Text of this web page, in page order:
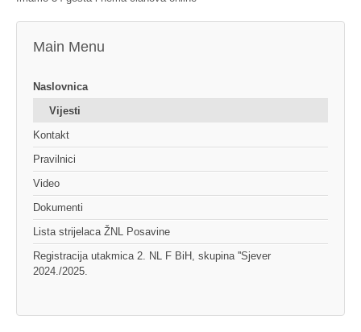
Main Menu
Naslovnica
Vijesti
Kontakt
Pravilnici
Video
Dokumenti
Lista strijelaca ŽNL Posavine
Registracija utakmica 2. NL F BiH, skupina ''Sjever
2024./2025.